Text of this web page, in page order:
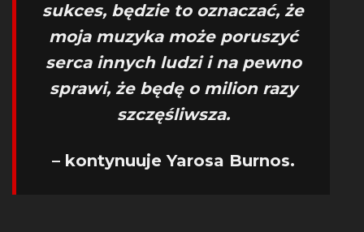
sukces, będzie to oznaczać, że
moja muzyka może poruszyć
serca innych ludzi i na pewno
sprawi, że będę o milion razy
szczęśliwsza.
– kontynuuje Yarosa Burnos.